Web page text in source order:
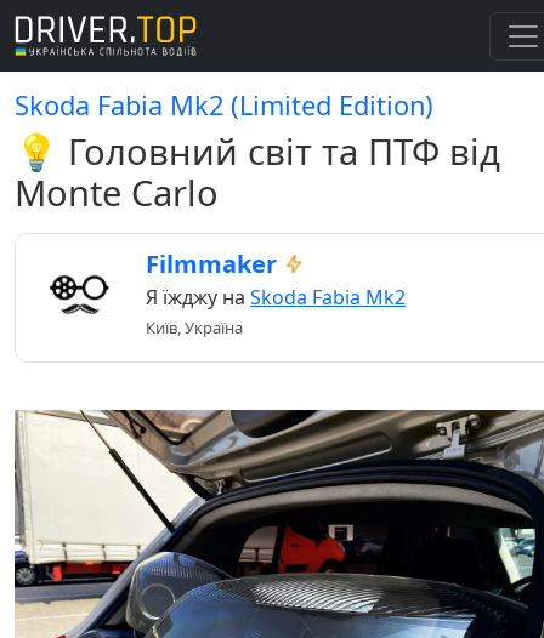
Skoda Fabia Mk2 (Limited Edition)
💡 Головний світ та ПТФ від
Monte Carlo
Filmmaker
Я їжджу на Skoda Fabia Mk2
Київ, Україна